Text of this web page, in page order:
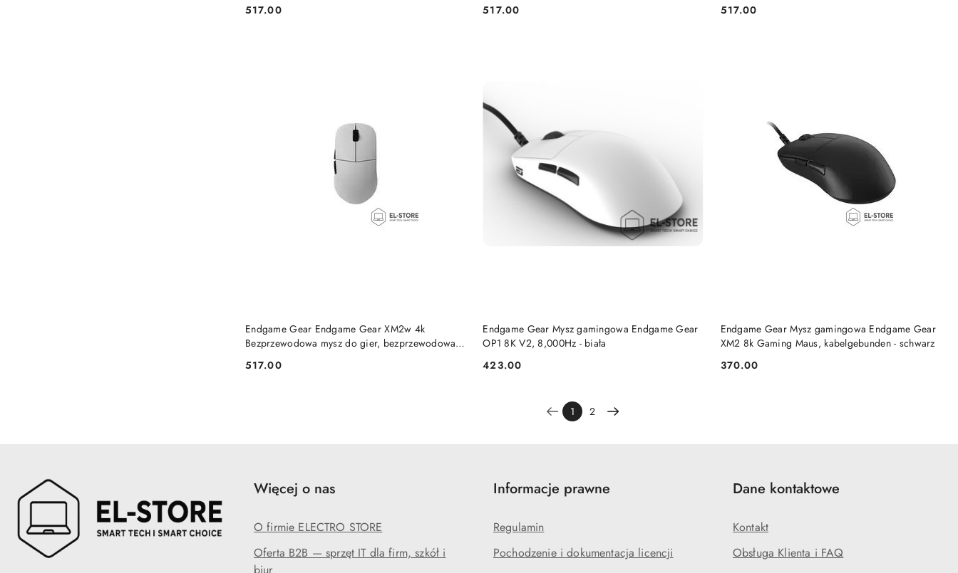
Cena:
517.00 Cena:
517.00 Cena:
517.00
Endgame Gear Endgame Gear XM2w 4k
Bezprzewodowa mysz do gier, bezprzewodowa -
Cena:
517.00
DO KOSZYKA
Endgame Gear Mysz gamingowa Endgame Gear
OP1 8K V2, 8,000Hz - biała
Cena:
423.00
DO KOSZYKA
Endgame Gear Mysz gamingowa Endgame Gear
XM2 8k Gaming Maus, kabelgebunden - schwarz
Cena:
370.00
DO KOSZYKA
1 2
Więcej o nas
O firmie ELECTRO STORE
Oferta B2B — sprzęt IT dla firm, szkół i
biur
Informacje prawne
Regulamin
Pochodzenie i dokumentacja licencji
Dane kontaktowe
Kontakt
Obsługa Klienta i FAQ